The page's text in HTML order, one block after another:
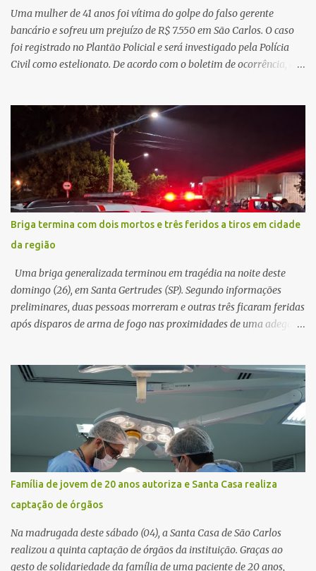
possível à população. Essa reflexão encontra respaldo tanto na
teoria da admini...
Uma mulher de 41 anos foi vítima do golpe do falso gerente
bancário e sofreu um prejuízo de R$ 7.550 em São Carlos. O caso
foi registrado no Plantão Policial e será investigado pela Polícia
Civil como estelionato. De acordo com o boletim de ocorrência, a
suspeito alegou que seria necessário atualizar o cadastro da conta
e passou a orientar a vítima sobre os procedimentos que deveriam
ser realizados. Dias depois, o golpista enviou um documento em
PDF simulando uma comunicação oficial da instituição financeira.
Na sequência, entrou em contato por telefone e encaminhou um
link, orientando a vítima a acessá-lo pelo computador para
concluir a suposta atualização cadastral. Após realizar o
procedimento, a conta bancária ficou bloqueada por algumas
horas. Sem conseguir acessar o sistema, a vítima tentou
novamente contato com o suposto gerente, mas não obteve
resposta. Na segunda-fe...
Briga termina com dois mortos e três feridos a tiros em cidade
da região
Uma briga generalizada terminou em tragédia na noite deste
domingo (26), em Santa Gertrudes (SP). Segundo informações
preliminares, duas pessoas morreram e outras três ficaram feridas
após disparos de arma de fogo nas proximidades de uma adega. O
começado dentro do estabelecimento e se estendido para a área
externa, quando dois homens armados passaram a efetuar
diversos disparos. Duas vítimas morreram ainda no local. Outras
três pessoas foram baleadas e socorridas. Até o momento, não
foram divulgadas informações oficiais sobre o estado de saúde dos
feridos. Equipes da Polícia Militar de Santa Gertrudes atenderam a
ocorrência e isolaram a área para o trabalho da perícia. Até a
última atualização, nenhum suspeito havia sido preso. A Polícia
Civil investigará a motivação da briga, a autoria dos disparos e as
circunstâncias do crime. A ocorrência segue em anda...
Família de jovem de 20 anos autoriza e Santa Casa realiza
captação de órgãos
Na madrugada deste sábado (04), a Santa Casa de São Carlos
realizou a quinta captação de órgãos da instituição. Graças ao
gesto de solidariedade da família de uma paciente de 20 anos,